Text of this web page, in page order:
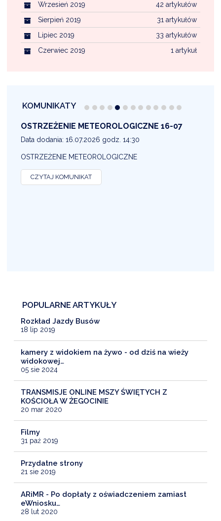
42 artykułów
Wrzesień 2019
31 artykułów
Sierpień 2019
33 artykułów
Lipiec 2019
1 artykuł
Czerwiec 2019
KOMUNIKATY
OSTRZEŻENIE METEOROLOGICZNE 16-07
Data dodania: 16.07.2026 godz. 14:30
OSTRZEŻENIE METEOROLOGICZNE
CZYTAJ KOMUNIKAT
POPULARNE ARTYKUŁY
Rozkład Jazdy Busów
18 lip 2019
kamery z widokiem na żywo - od dziś na wieży
widokowej…
05 sie 2024
TRANSMISJE ONLINE MSZY ŚWIĘTYCH Z
KOŚCIOŁA W ŻEGOCINIE
20 mar 2020
Filmy
31 paź 2019
Przydatne strony
21 sie 2019
ARiMR - Po dopłaty z oświadczeniem zamiast
eWniosku…
28 lut 2020